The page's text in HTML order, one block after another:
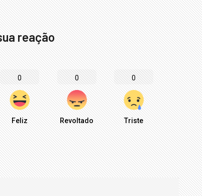
reação
0
Feliz
0
Revoltado
0
Triste